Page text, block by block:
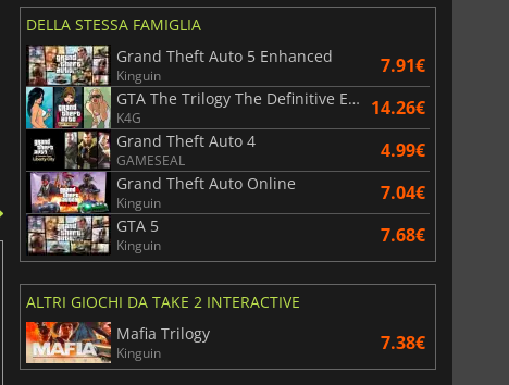
DELLA STESSA FAMIGLIA
Grand Theft Auto 5 Enhanced
Kinguin 7.91€
GTA The Trilogy The Definitive Edition
K4G 14.26€
Grand Theft Auto 4
GAMESEAL 4.99€
Grand Theft Auto Online
Kinguin 7.04€
GTA 5
Kinguin 7.68€
ALTRI GIOCHI DA TAKE 2 INTERACTIVE
Mafia Trilogy
Kinguin 7.38€